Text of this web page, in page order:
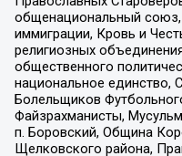
общенациональный союз,
иммиграции, Кровь и
религиозных
общественного
национальное единство,
Болельщиков
Файзрахманисты,
п. Боровский, Община
Щелковского района,